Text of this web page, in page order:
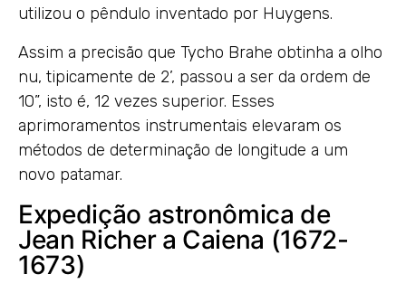
utilizou o pêndulo inventado por Huygens.
Assim a precisão que Tycho Brahe obtinha a olho
nu, tipicamente de 2’, passou a ser da ordem de
10”, isto é, 12 vezes superior. Esses
aprimoramentos instrumentais elevaram os
métodos de determinação de longitude a um
novo patamar.
Expedição astronômica de
Jean Richer a Caiena (1672-
1673)